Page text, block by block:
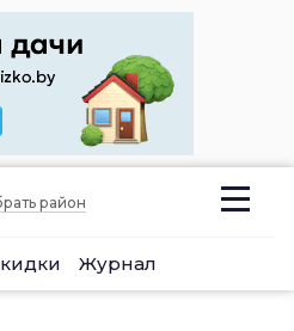
район
Журнал